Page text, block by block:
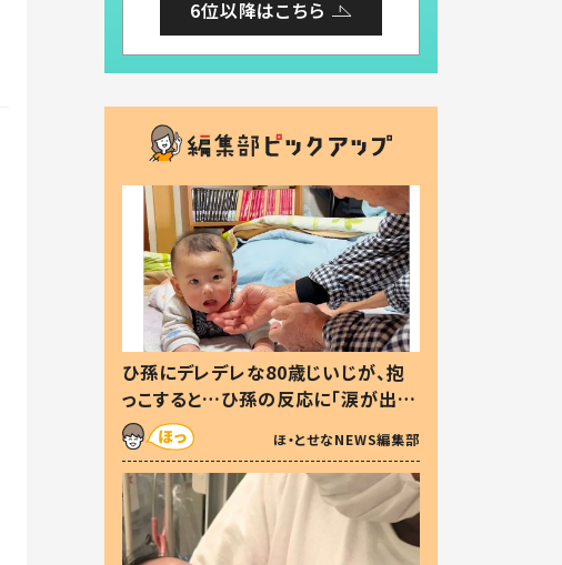
6位以降はこちら
ひ孫にデレデレな80歳じいじが、抱
っこすると…ひ孫の反応に「涙が出ま
した」「可愛くて仕方ない」
ほ・とせなNEWS編集部